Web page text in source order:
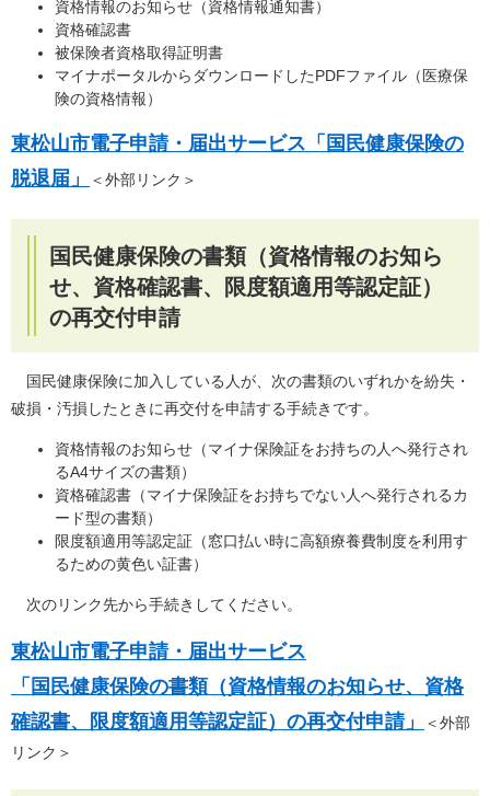
資格情報のお知らせ（資格情報通知書）
資格確認書
被保険者資格取得証明書
マイナポータルからダウンロードしたPDFファイル（医療保
険の資格情報）
東松山市電子申請・届出サービス「国民健康保険の
脱退届」
＜外部リンク＞
国民健康保険の書類（資格情報のお知ら
せ、資格確認書、限度額適用等認定証）
の再交付申請
国民健康保険に加入している人が、次の書類のいずれかを紛失・
破損・汚損したときに再交付を申請する手続きです。
資格情報のお知らせ（マイナ保険証をお持ちの人へ発行され
るA4サイズの書類）
資格確認書（マイナ保険証をお持ちでない人へ発行されるカ
ード型の書類）
限度額適用等認定証（窓口払い時に高額療養費制度を利用す
るための黄色い証書）
次のリンク先から手続きしてください。
東松山市電子申請・届出サービス
「国民健康保険の書類（資格情報のお知らせ、資格
確認書、限度額適用等認定証）の再交付申請」
＜外部
リンク＞